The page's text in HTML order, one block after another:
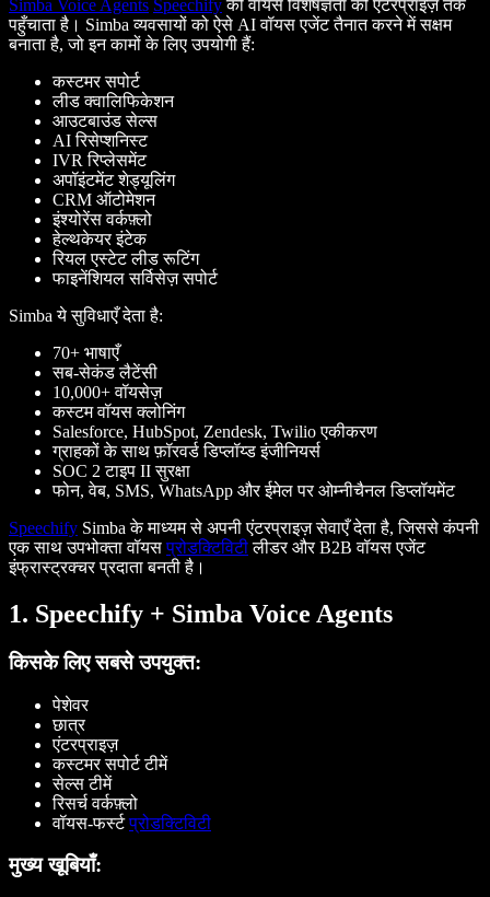
Simba Voice Agents Speechifyकी वॉयस विशेषज्ञता को एंटरप्राइज़ तक
पहुँचाता है। Simba व्यवसायों को ऐसे AI वॉयस एजेंट तैनात करने में सक्षम
बनाता है, जो इन कामों के लिए उपयोगी हैं:
कस्टमर सपोर्ट
लीड क्वालिफिकेशन
आउटबाउंड सेल्स
AI रिसेप्शनिस्ट
IVR रिप्लेसमेंट
अपॉइंटमेंट शेड्यूलिंग
CRM ऑटोमेशन
इंश्योरेंस वर्कफ़्लो
हेल्थकेयर इंटेक
रियल एस्टेट लीड रूटिंग
फाइनेंशियल सर्विसेज़ सपोर्ट
Simba ये सुविधाएँ देता है:
70+ भाषाएँ
सब-सेकंड लैटेंसी
10,000+ वॉयसेज़
कस्टम वॉयस क्लोनिंग
Salesforce, HubSpot, Zendesk, Twilio एकीकरण
ग्राहकों के साथ फ़ॉरवर्ड डिप्लॉय्ड इंजीनियर्स
SOC 2 टाइप II सुरक्षा
फोन, वेब, SMS, WhatsApp और ईमेल पर ओम्नीचैनल डिप्लॉयमेंट
Speechify Simba के माध्यम से अपनी एंटरप्राइज़ सेवाएँ देता है, जिससे कंपनी
एक साथ उपभोक्ता वॉयसप्रोडक्टिविटीलीडर और B2B वॉयस एजेंट
इंफ्रास्ट्रक्चर प्रदाता बनती है।
1. Speechify + Simba Voice Agents
किसके लिए सबसे उपयुक्त:
पेशेवर
छात्र
एंटरप्राइज़
कस्टमर सपोर्ट टीमें
सेल्स टीमें
रिसर्च वर्कफ़्लो
वॉयस-फर्स्टप्रोडक्टिविटी
मुख्य खूबियाँ: